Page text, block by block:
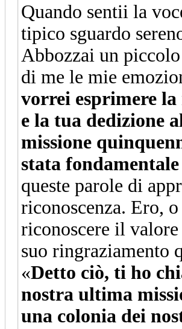
Quando sentii la
tipico sguardo
Abbozzai un
di me le mie
vorrei esprimere
e la tua dedizione
missione
stata
queste parole di
riconoscenza. Ero,
riconoscere il
suo ringraziamento
«Detto ciò, ti ho
nostra ultima
una colonia dei